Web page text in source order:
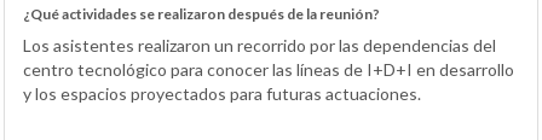
¿Qué actividades se realizaron después de la reunión?
Los asistentes realizaron un recorrido por las dependencias del
centro tecnológico para conocer las líneas de I+D+I en desarrollo
y los espacios proyectados para futuras actuaciones.